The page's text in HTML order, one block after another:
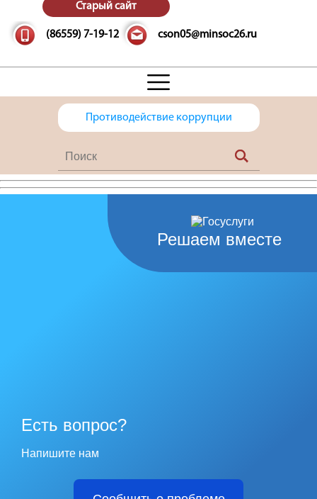
Старый сайт
(86559) 7-19-12 cson05@minsoc26.ru
Противодействие коррупции
Решаем вместе
Есть вопрос?
Напишите нам